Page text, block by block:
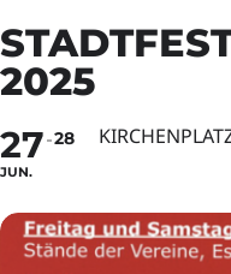
2025
27
JUN.
28